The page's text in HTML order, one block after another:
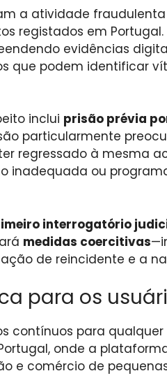
a atividade
registados em Portugal.
evidências
que podem identificar
inclui prisão prévia
particularmente
regressado à mesma
inadequada ou
interrogatório
medidas coercitivas
de reincidente e a
para os
contínuos para
onde a
e comércio de